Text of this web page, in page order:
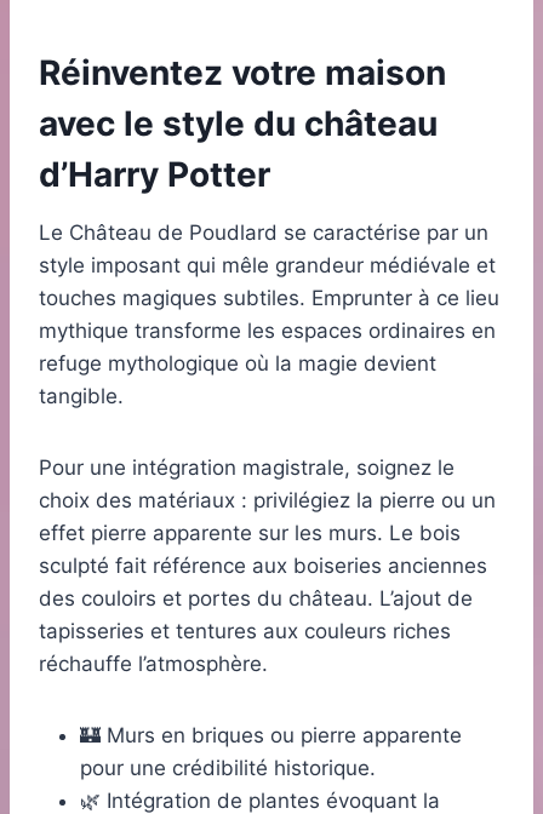
Réinventez votre maison
avec le style du château
d’Harry Potter
Le Château de Poudlard se caractérise par un
style imposant qui mêle grandeur médiévale et
touches magiques subtiles. Emprunter à ce lieu
mythique transforme les espaces ordinaires en
refuge mythologique où la magie devient
tangible.
Pour une intégration magistrale, soignez le
choix des matériaux : privilégiez la pierre ou un
effet pierre apparente sur les murs. Le bois
sculpté fait référence aux boiseries anciennes
des couloirs et portes du château. L’ajout de
tapisseries et tentures aux couleurs riches
réchauffe l’atmosphère.
🏰 Murs en briques ou pierre apparente
pour une crédibilité historique.
🌿 Intégration de plantes évoquant la